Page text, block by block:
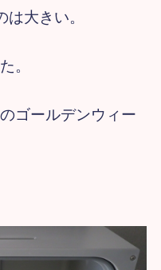
大きい。
。
ゴールデンウィー